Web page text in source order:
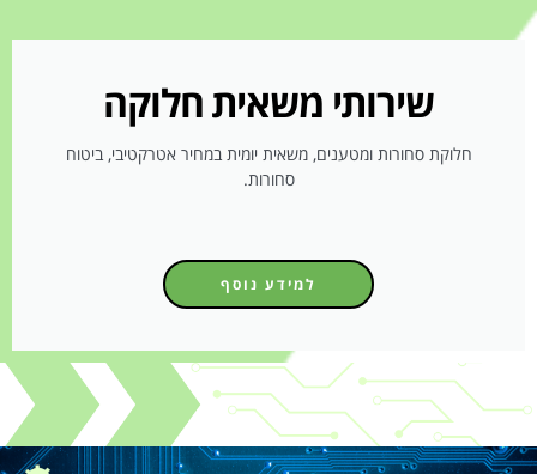
שירותי משאית חלוקה
חלוקת סחורות ומטענים, משאית יומית במחיר אטרקטיבי, ביטוח
סחורות.
למידע נוסף